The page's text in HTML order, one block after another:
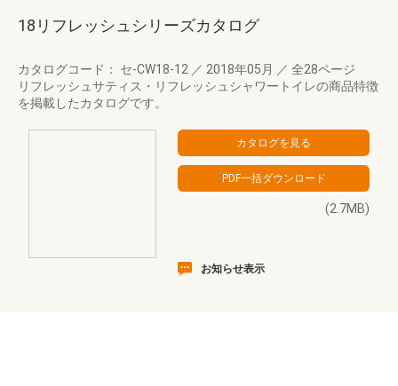
18リフレッシュシリーズカタログ
カタログコード： セ-CW18-12 ／ 2018年05月 ／ 全28ページ
リフレッシュサティス・リフレッシュシャワートイレの商品特徴
を掲載したカタログです。
(2.7MB)
お知らせ表示